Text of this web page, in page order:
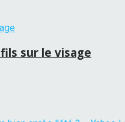
sur le visage